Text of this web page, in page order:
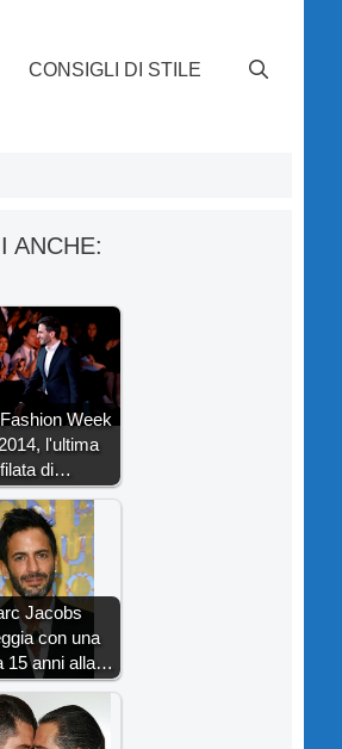
CONSIGLI DI STILE
ANCHE:
Week
l'ultima
di…
Jacobs
con una
15 anni alla…